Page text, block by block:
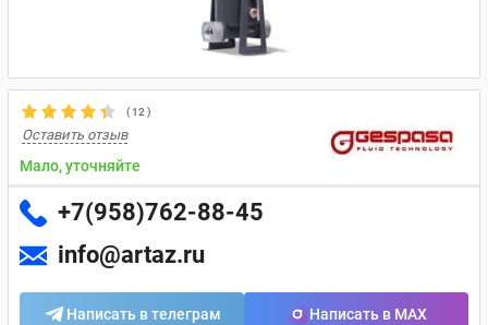
(12 )
Оставить отзыв
Мало, уточняйте
+7(958)762-88-45
info@artaz.ru
Написать в телеграм Написать в MAX